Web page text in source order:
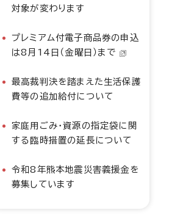
対象が変わります
プレミアム付電子商品券の申込
は8月14日（金曜日）まで
最高裁判決を踏まえた生活保護
費等の追加給付について
家庭用ごみ・資源の指定袋に関
する臨時措置の延長について
令和8年熊本地震災害義援金を
募集しています